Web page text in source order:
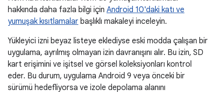
hakkında daha fazla bilgi için Android 10'daki katı ve
yumuşak kısıtlamalar başlıklı makaleyi inceleyin.
Yükleyici izni beyaz listeye eklediyse eski modda çalışan bir
uygulama, ayrılmış olmayan izin davranışını alır. Bu izin, SD
kart erişimini ve işitsel ve görsel koleksiyonları kontrol
eder. Bu durum, uygulama Android 9 veya önceki bir
sürümü hedefliyorsa ve izole depolama alanını